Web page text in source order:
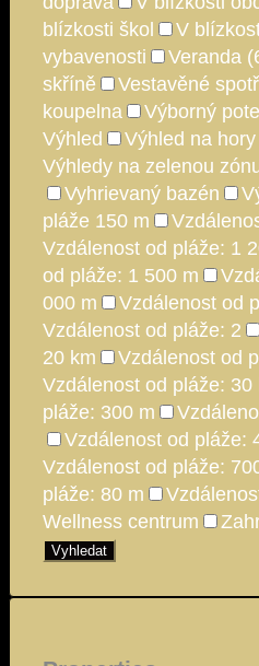
blízkosti škol
V
vybavenosti
Veranda
skříně
Vestavěné
koupelna
Výborný
Výhled
Výhled na hory
Výhledy na zelenou
Vyhrievaný bazén
pláže 150 m
Vzdálenost od pláže: 1
od pláže: 1 500 m
000 m
Vzdálenost od
Vzdálenost od pláže: 2
20 km
Vzdálenost od
Vzdálenost od pláže: 30
pláže: 300 m
Vzdálenost od pláže:
Vzdálenost od pláže:
pláže: 80 m
Wellness centrum
Vyhledat